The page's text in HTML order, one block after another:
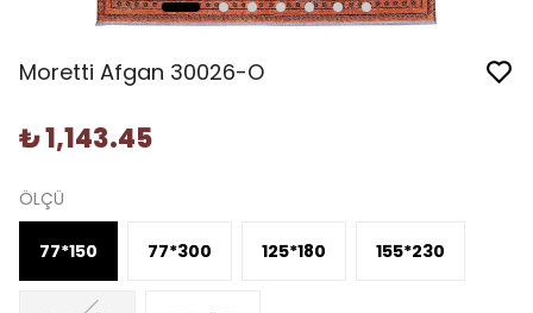
Moretti Afgan 30026-O
₺ 1,143.45
ÖLÇÜ
77*150 77*300 125*180 155*230